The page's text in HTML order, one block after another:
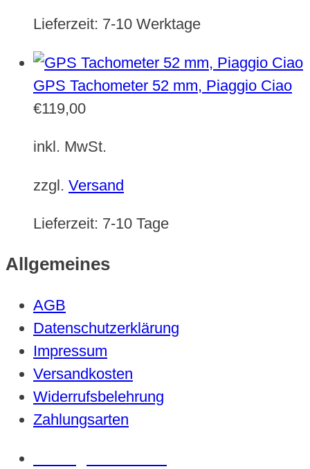
Lieferzeit: 7-10 Werktage
GPS Tachometer 52 mm, Piaggio Ciao
€119,00
inkl. MwSt.
zzgl. Versand
Lieferzeit: 7-10 Tage
Allgemeines
AGB
Datenschutzerklärung
Impressum
Versandkosten
Widerrufsbelehrung
Zahlungsarten